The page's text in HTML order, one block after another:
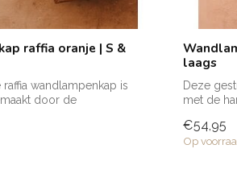
raffia oranje | S &
wandlampenkap is
door de
laags
Deze
met de
€54,95
Op